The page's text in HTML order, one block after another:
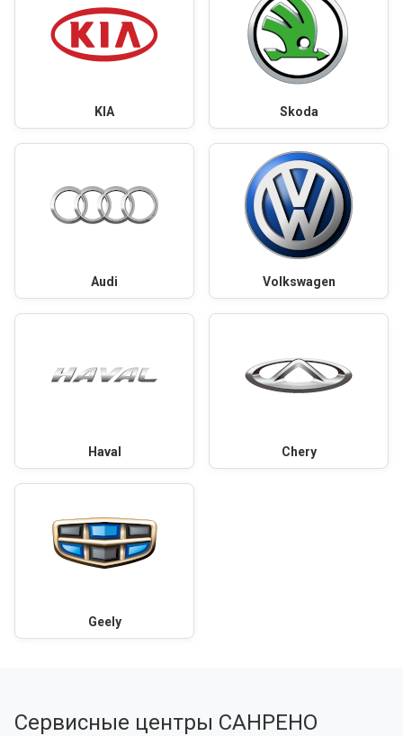
KIA Skoda
Audi Volkswagen
Haval Chery
Geely
Сервисные центры САНРЕНО